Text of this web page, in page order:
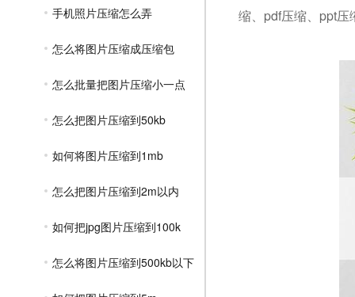
手机照片压缩怎么弄
怎么将图片压缩成压缩包
怎么批量把图片压缩小一点
怎么把图片压缩到50kb
如何将图片压缩到1mb
怎么把图片压缩到2m以内
如何把jpg图片压缩到100k
怎么将图片压缩到500kb以下
缩、pdf压缩、ppt